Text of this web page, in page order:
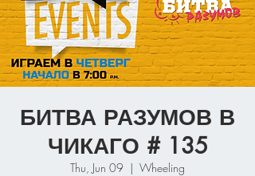
БИТВА РАЗУМОВ В
ЧИКАГО # 135
Thu, Jun 09
  |
Wheeling